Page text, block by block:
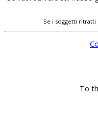
Se i soggetti
To